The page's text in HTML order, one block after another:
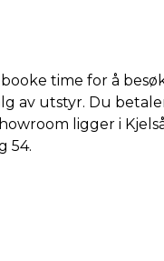
time for å
av utstyr. Du
ligger i
54.